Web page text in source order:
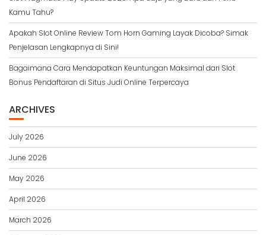
Kamu Tahu?
Apakah Slot Online Review Tom Horn Gaming Layak Dicoba? Simak
Penjelasan Lengkapnya di Sini!
Bagaimana Cara Mendapatkan Keuntungan Maksimal dari Slot
Bonus Pendaftaran di Situs Judi Online Terpercaya
ARCHIVES
July 2026
June 2026
May 2026
April 2026
March 2026